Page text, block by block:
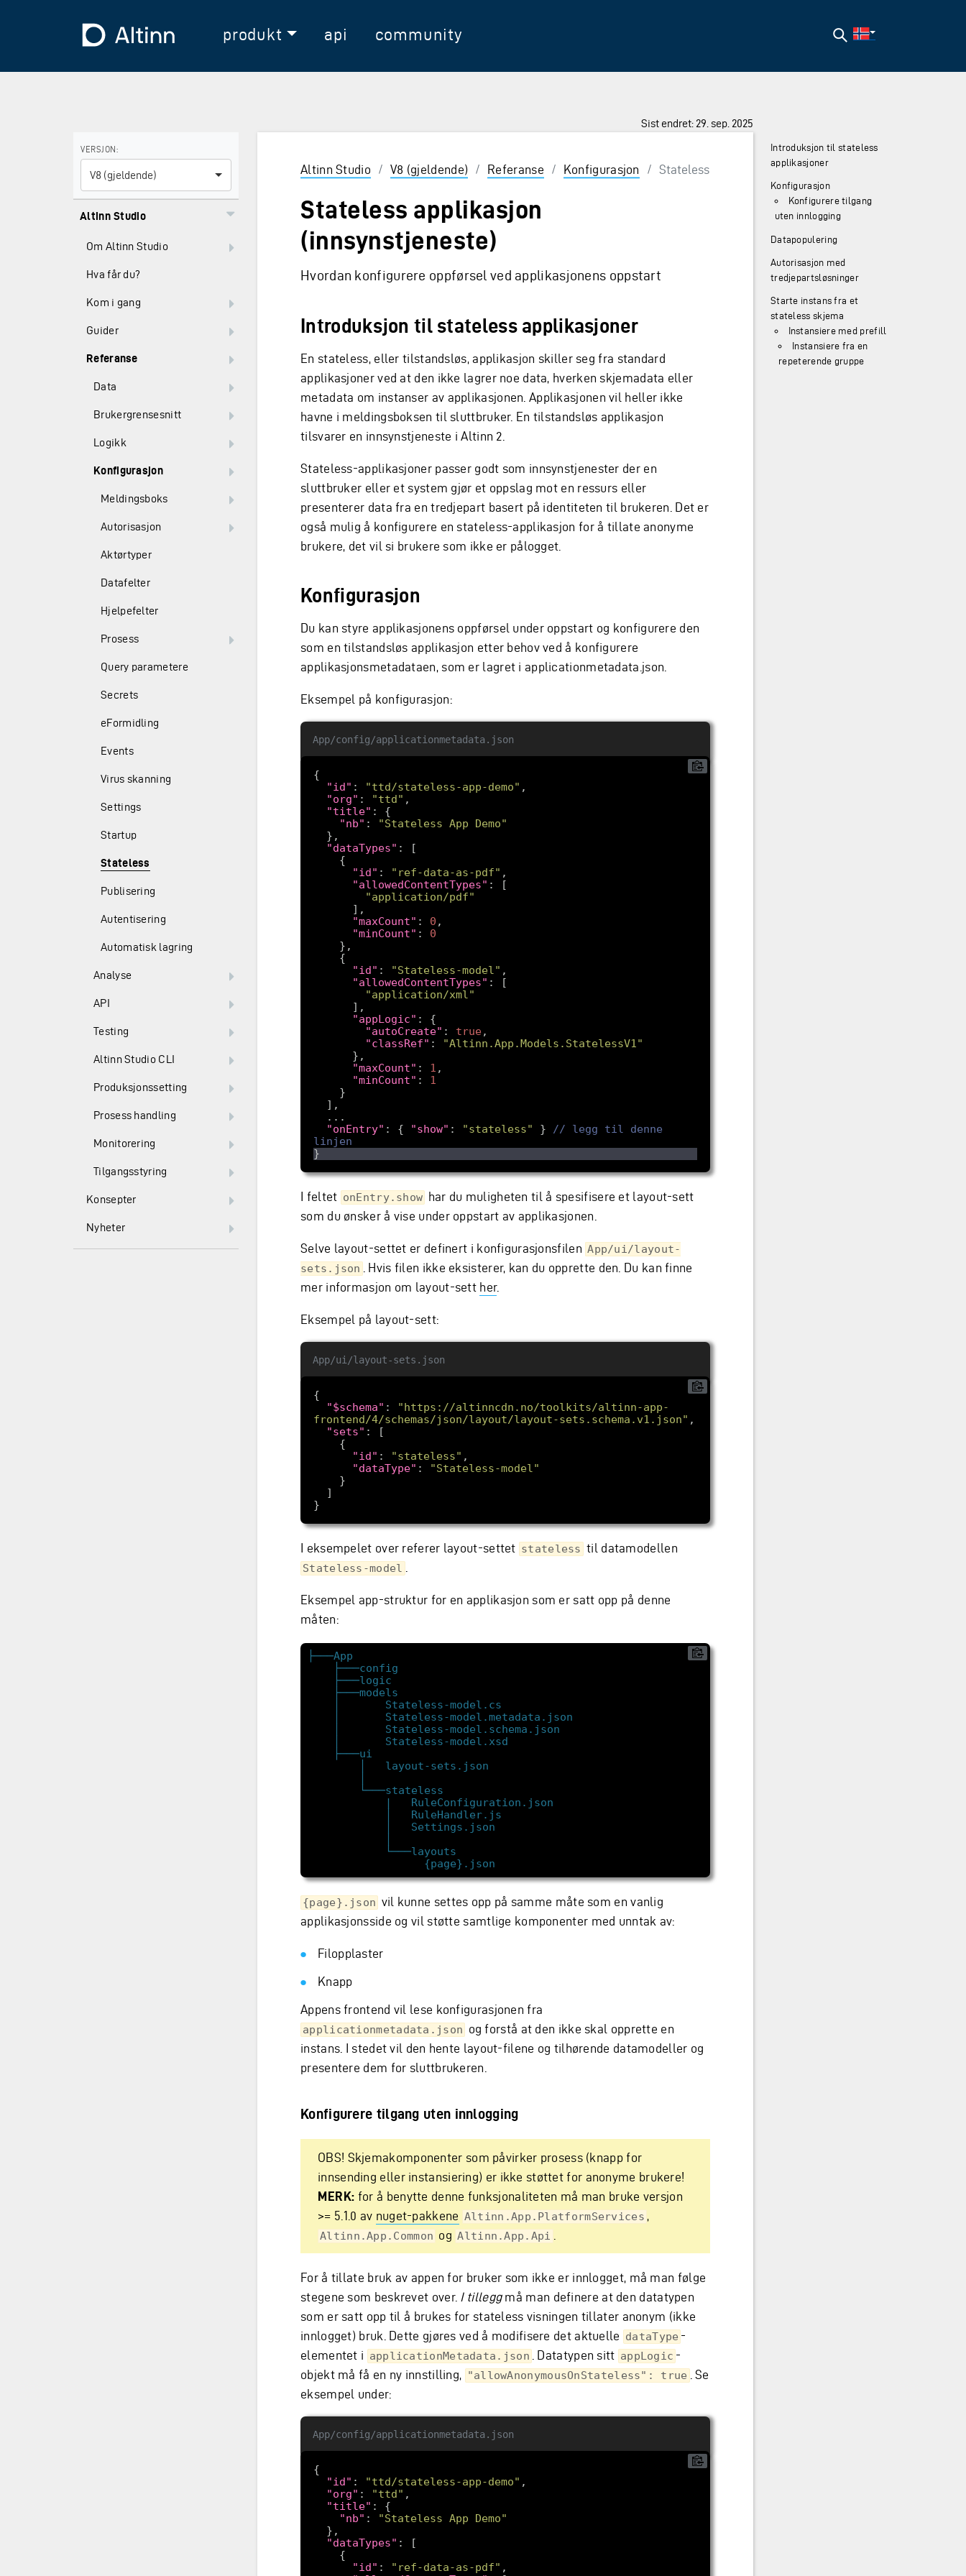
Til forsidenprodukt api community Søk
Sist endret: 29. sep. 2025
VERSJON:
V8 (gjeldende)
Bruk piltastene for å navigere mellom versjoner og Enter for å velge
Altinn Studio
Om Altinn Studio
Hva får du?
Kom i gang
Guider
Referanse
Data
Brukergrensesnitt
Logikk
Konfigurasjon
Meldingsboks
Autorisasjon
Aktørtyper
Datafelter
Hjelpefelter
Prosess
Query parametere
Secrets
eFormidling
Events
Virus skanning
Settings
Startup
Stateless
Publisering
Autentisering
Automatisk lagring
Analyse
API
Testing
Altinn Studio CLI
Produksjonssetting
Prosess handling
Monitorering
Tilgangsstyring
Konsepter
Nyheter
Altinn Studio / V8 (gjeldende) / Referanse / Konfigurasjon / Stateless
Stateless applikasjon
(innsynstjeneste)
Hvordan konfigurere oppførsel ved applikasjonens oppstart
Introduksjon til stateless applikasjoner
En stateless, eller tilstandsløs, applikasjon skiller seg fra standard
applikasjoner ved at den ikke lagrer noe data, hverken skjemadata eller
metadata om instanser av applikasjonen. Applikasjonen vil heller ikke
havne i meldingsboksen til sluttbruker. En tilstandsløs applikasjon
tilsvarer en innsynstjeneste i Altinn 2.
Stateless-applikasjoner passer godt som innsynstjenester der en
sluttbruker eller et system gjør et oppslag mot en ressurs eller
presenterer data fra en tredjepart basert på identiteten til brukeren. Det er
også mulig å konfigurere en stateless-applikasjon for å tillate anonyme
brukere, det vil si brukere som ikke er pålogget.
Konfigurasjon
Du kan styre applikasjonens oppførsel under oppstart og konfigurere den
som en tilstandsløs applikasjon etter behov ved å konfigurere
applikasjonsmetadataen, som er lagret i applicationmetadata.json.
Eksempel på konfigurasjon:
App/config/applicationmetadata.json
"id" : "ttd/stateless-app-demo"
"org" : "ttd"
"title"
"nb" :
"Stateless App Demo"
"dataTypes"
"id" : "ref-data-as-pdf"
"allowedContentTypes"
"application/pdf"
"maxCount" : 0
"minCount" : 0
"id" : "Stateless-model"
"allowedContentTypes"
"application/xml"
"appLogic"
"autoCreate" : true
"classRef" :
"Altinn.App.Models.StatelessV1"
"maxCount" : 1
"minCount" : 1
"onEntry" : { "show" : "stateless" }
// legg til denne
I feltet onEntry.show har du muligheten til å spesifisere et layout-sett
som du ønsker å vise under oppstart av applikasjonen.
Selve layout-settet er definert i konfigurasjonsfilen App/ui/layout-
sets.json
. Hvis filen ikke eksisterer, kan du opprette den. Du kan finne
mer informasjon om layout-sett her.
Eksempel på layout-sett:
App/ui/layout-sets.json
"$schema" :
"https://altinncdn.no/toolkits/altinn-app-
frontend/4/schemas/json/layout/layout-sets.schema.v1.json"
"sets"
"id" : "stateless"
"dataType" :
"Stateless-model"
I eksempelet over referer layout-settet stateless til datamodellen
Stateless-model
Eksempel app-struktur for en applikasjon som er satt opp på denne
måten:
{page}.json vil kunne settes opp på samme måte som en vanlig
applikasjonsside og vil støtte samtlige komponenter med unntak av:
Filopplaster
Knapp
Appens frontend vil lese konfigurasjonen fra
applicationmetadata.json og forstå at den ikke skal opprette en
instans. I stedet vil den hente layout-filene og tilhørende datamodeller og
presentere dem for sluttbrukeren.
Konfigurere tilgang uten innlogging
OBS! Skjemakomponenter som påvirker prosess (knapp for
innsending eller instansiering) er ikke støttet for anonyme brukere!
MERK: for å benytte denne funksjonaliteten må man bruke versjon
>= 5.1.0 av nuget-pakkene Altinn.App.PlatformServices ,
Altinn.App.Common og Altinn.App.Api
For å tillate bruk av appen for bruker som ikke er innlogget, må man følge
stegene som beskrevet over. I tilleggmå man definere at den datatypen
som er satt opp til å brukes for stateless visningen tillater anonym (ikke
innlogget) bruk. Dette gjøres ved å modifisere det aktuelle dataType -
elementet i applicationMetadata.json . Datatypen sitt appLogic -
objekt må få en ny innstilling, "allowAnonymousOnStateless": true
. Se
eksempel under:
App/config/applicationmetadata.json
"id" : "ttd/stateless-app-demo"
"org" : "ttd"
"title"
"nb" :
"Stateless App Demo"
"dataTypes"
"id" : "ref-data-as-pdf"
Introduksjon til stateless
applikasjoner
Konfigurasjon
Konfigurere tilgang
uten innlogging
Datapopulering
Autorisasjon med
tredjepartsløsninger
Starte instans fra et
stateless skjema
Instansiere med prefill
Instansiere fra en
repeterende gruppe